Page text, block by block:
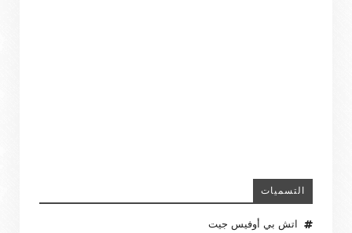
التسميات
اتش بي أوفيس جيت